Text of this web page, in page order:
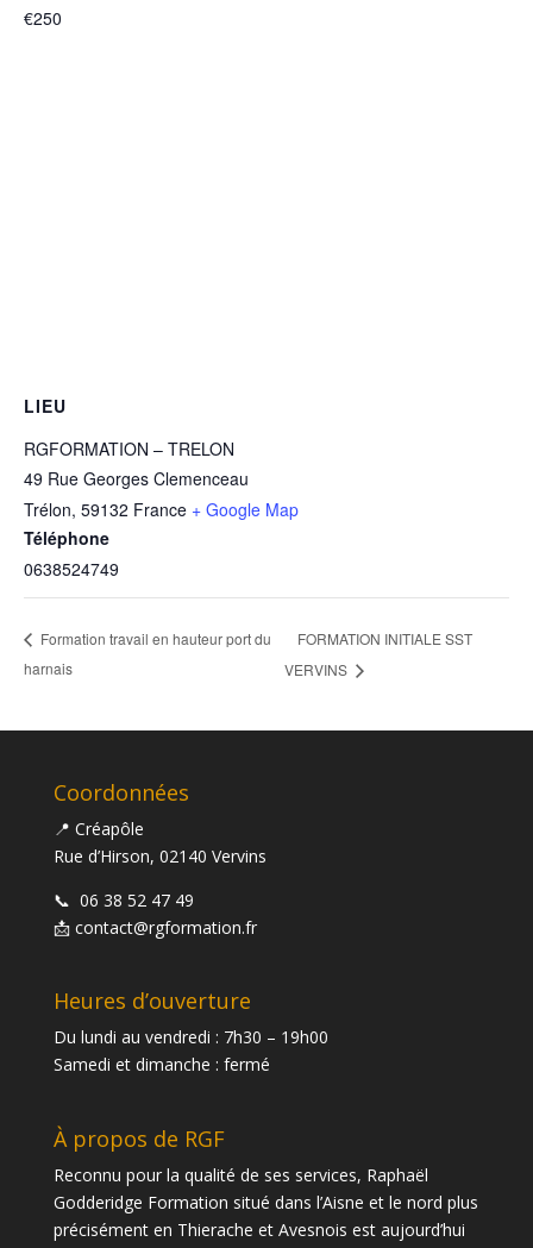
€250
LIEU
RGFORMATION – TRELON
49 Rue Georges Clemenceau
Trélon, 59132 France + Google Map
Téléphone
0638524749
Formation travail en hauteur port du
harnais
FORMATION INITIALE SST
VERVINS
Coordonnées
📍 Créapôle
Rue d’Hirson, 02140 Vervins
📞 06 38 52 47 49
📩 contact@rgformation.fr
Heures d’ouverture
Du lundi au vendredi : 7h30 – 19h00
Samedi et dimanche : fermé
À propos de RGF
Reconnu pour la qualité de ses services, Raphaël
Godderidge Formation situé dans l’Aisne et le nord plus
précisément en Thierache et Avesnois est aujourd’hui